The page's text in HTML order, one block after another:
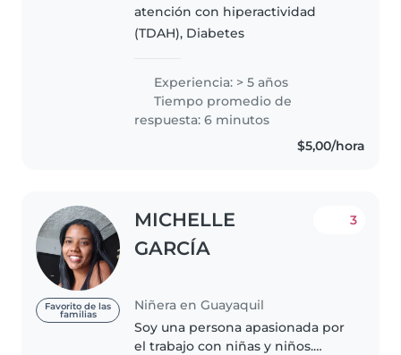
atención con hiperactividad
(TDAH), Diabetes
Experiencia: > 5 años
Tiempo promedio de
respuesta: 6 minutos
$5,00/hora
Favorito de las
familias
MICHELLE
GARCÍA
Niñera en Guayaquil
3
Soy una persona apasionada por
el trabajo con niñas y niños.